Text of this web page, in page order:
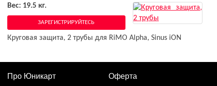
Вес: 19.5 кг.
ЗАРЕГИСТРИРУЙТЕСЬ
Круговая защита, 2 трубы для RiMO Alpha, Sinus iON
Про Юникарт
Оферта